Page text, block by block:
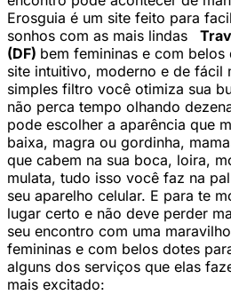
Erosguia é um site feito para
sonhos com as mais lindas
(DF) bem femininas e com
site intuitivo, moderno e de fácil
simples filtro você otimiza sua
não perca tempo olhando
pode escolher a aparência que
baixa, magra ou gordinha,
que cabem na sua boca, loira,
mulata, tudo isso você faz na
seu aparelho celular. E para te
lugar certo e não deve perder
seu encontro com uma
femininas e com belos dotes
alguns dos serviços que elas
mais excitado: